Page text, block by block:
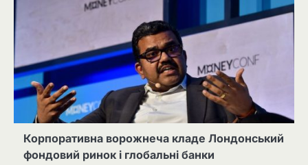
Корпоративна ворожнеча кладе Лондонський
фондовий ринок і глобальні банки